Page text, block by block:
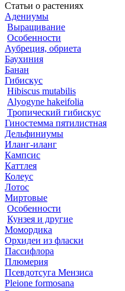
Статьи о растениях
Адениумы
Выращивание
Особенности
Аубреция, обриета
Баухиния
Банан
Гибискус
Hibiscus mutabilis
Alyogyne hakeifolia
Тропический гибискус
Гиностемма пятилистная
Дельфиниумы
Иланг-иланг
Кампсис
Каттлея
Колеус
Лотос
Миртовые
Особенности
Кунзея и другие
Момордика
Орхидеи из фласки
Пассифлора
Плюмерия
Псевдотсуга Мензиса
Pleione formosana